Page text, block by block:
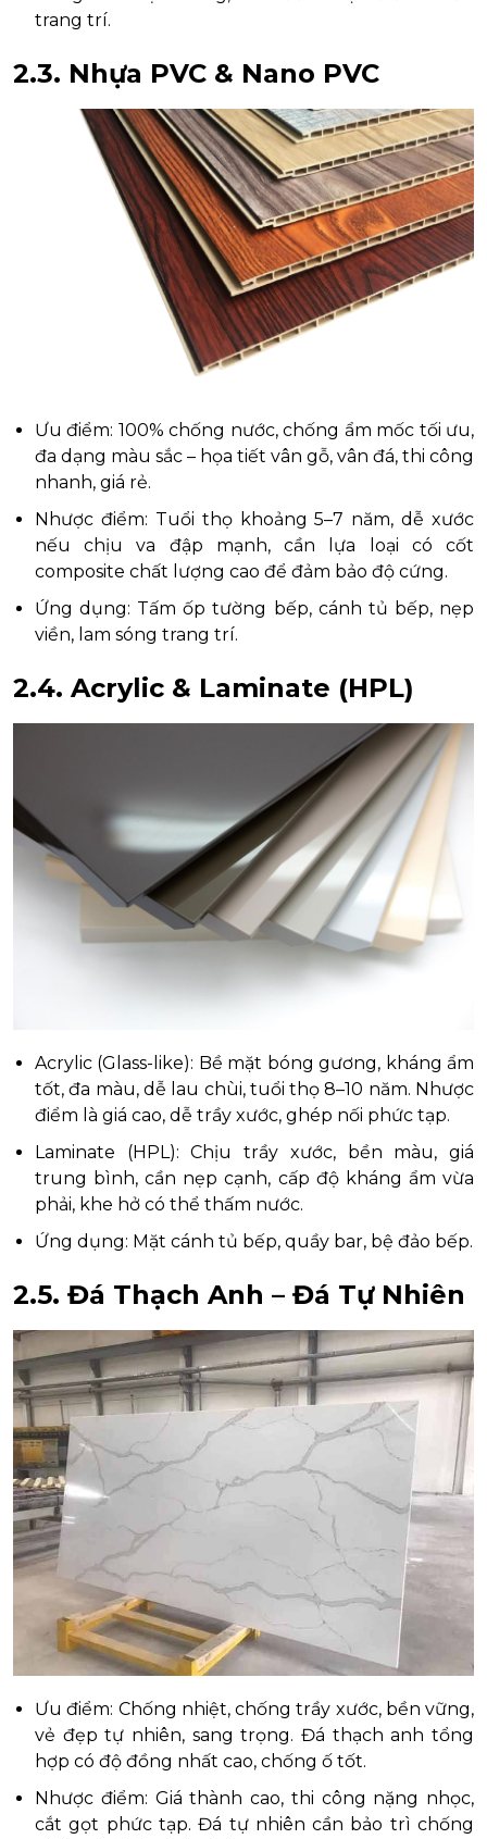
trang trí.
2.3. Nhựa PVC & Nano PVC
Ưu điểm: 100% chống nước, chống ẩm mốc tối ưu,
đa dạng màu sắc – họa tiết vân gỗ, vân đá, thi công
nhanh, giá rẻ.
Nhược điểm: Tuổi thọ khoảng 5–7 năm, dễ xước
nếu chịu va đập mạnh, cần lựa loại có cốt
composite chất lượng cao để đảm bảo độ cứng.
Ứng dụng: Tấm ốp tường bếp, cánh tủ bếp, nẹp
viền, lam sóng trang trí.
2.4. Acrylic & Laminate (HPL)
Acrylic (Glass-like): Bề mặt bóng gương, kháng ẩm
tốt, đa màu, dễ lau chùi, tuổi thọ 8–10 năm. Nhược
điểm là giá cao, dễ trầy xước, ghép nối phức tạp.
Laminate (HPL): Chịu trầy xước, bền màu, giá
trung bình, cần nẹp cạnh, cấp độ kháng ẩm vừa
phải, khe hở có thể thấm nước.
Ứng dụng: Mặt cánh tủ bếp, quầy bar, bệ đảo bếp.
2.5. Đá Thạch Anh – Đá Tự Nhiên
Ưu điểm: Chống nhiệt, chống trầy xước, bền vững,
vẻ đẹp tự nhiên, sang trọng. Đá thạch anh tổng
hợp có độ đồng nhất cao, chống ố tốt.
Nhược điểm: Giá thành cao, thi công nặng nhọc,
cắt gọt phức tạp. Đá tự nhiên cần bảo trì chống